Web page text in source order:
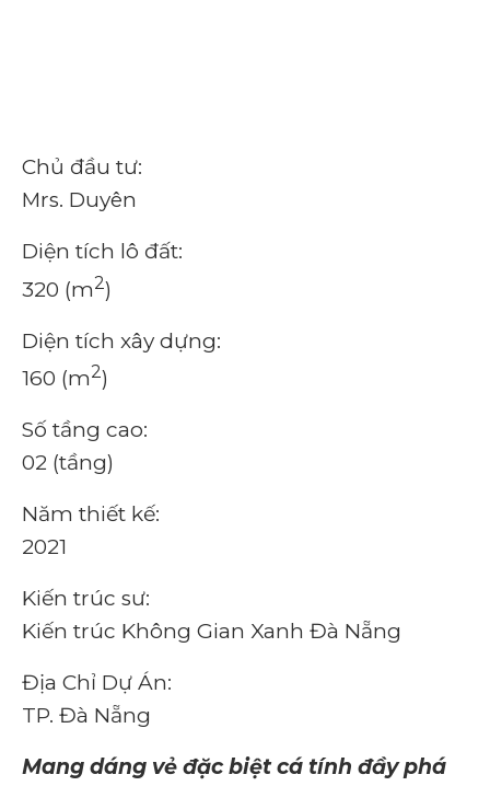
Chủ đầu tư:
Mrs. Duyên
Diện tích lô đất:
320 (m2)
Diện tích xây dựng:
160 (m2)
Số tầng cao:
02 (tầng)
Năm thiết kế:
2021
Kiến trúc sư:
Kiến trúc Không Gian Xanh Đà Nẵng
Địa Chỉ Dự Án:
TP. Đà Nẵng
Mang dáng vẻ đặc biệt cá tính đầy phá